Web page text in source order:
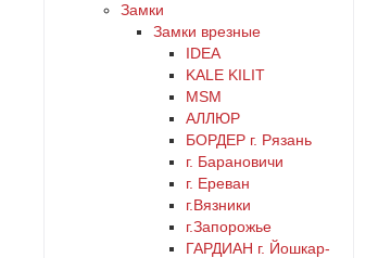
Замки
Замки врезные
IDEA
KALE KILIT
MSM
АЛЛЮР
БОРДЕР г. Рязань
г. Барановичи
г. Ереван
г.Вязники
г.Запорожье
ГАРДИАН г. Йошкар-